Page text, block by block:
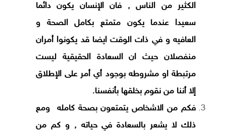
الكثير من الناس , فان الإنسان يكون دائما
سعيدا عندما يكون متمتع بكامل الصحة و
العافيه و في ذات الوقت ايضا قد يكونوا أمران
منفصلان حيث ان السعادة الحقيقية ليست
مرتبطة او مشروطه بوجود أي أمر على الإطلاق
إلا أننا من نقوم بخلقها بأنفسنا.
فكم من الاشخاص يتمتعون بصحة كامله ومع
ذلك لا يشعر بالسعادة في حياته , و كم من